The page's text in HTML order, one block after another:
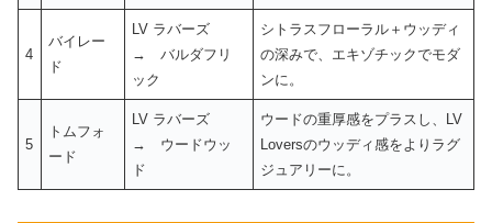
4
バイレー
ド
LV ラバーズ
→ バルダフリ
ック
シトラスフローラル＋ウッディ
の深みで、エキゾチックでモダ
ンに。
5
トムフォ
ード
LV ラバーズ
→ ウードウッ
ド
ウードの重厚感をプラスし、LV
Loversのウッディ感をよりラグ
ジュアリーに。